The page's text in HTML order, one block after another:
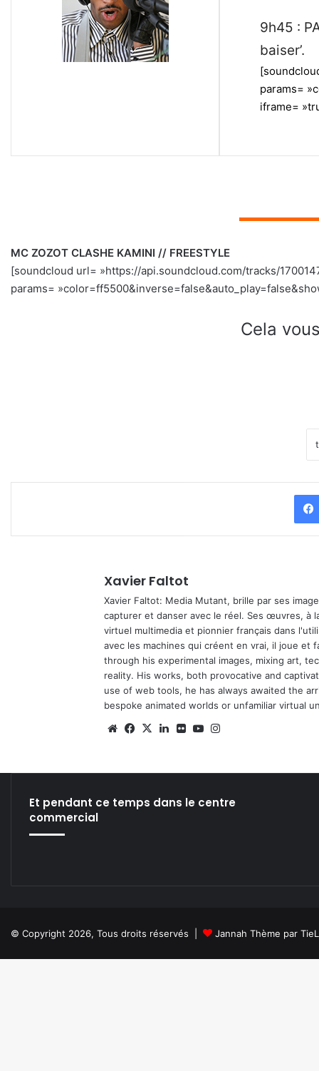
9h45 :
baiser’.
params=
iframe=
MC ZOZOT CLASHE KAMINI // FREESTYLE
[soundcloud url= »https://api.soundcloud.com/tracks/
params=
Cela
Xavier Faltot
Xavier Faltot: Media Mutant, brille par ses
capturer et danser avec le réel. Ses œuvres, à
virtuel multimedia et pionnier français dans
avec les machines qui créent en vrai, il joue et
through his experimental images, mixing art,
reality. His works, both provocative and
use of web tools, he has always awaited the
bespoke animated worlds or unfamiliar virtual
We Fa
X
Lin Fli Yo
Et pendant ce temps dans le centre
commercial
© Copyright 2026, Tous droits réservés | Jannah Thème par